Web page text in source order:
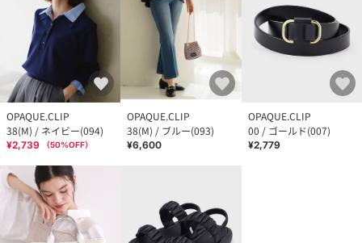
OPAQUE.CLIP
38(M) / ネイビー(094)
¥2,739 （50%OFF）
OPAQUE.CLIP
38(M) / ブルー(093)
¥6,600
OPAQUE.CLIP
00 / ゴールド(007)
¥2,779